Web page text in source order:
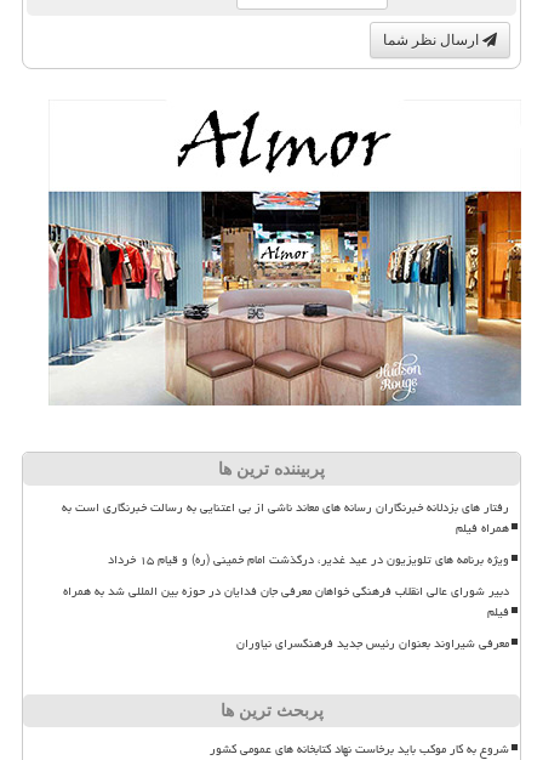
ارسال نظر شما
پربیننده ترین ها
رفتار های بزدلانه خبرنگاران رسانه های معاند ناشی از بی اعتنایی به رسالت خبرنگاری است به
همراه فیلم
ویژه برنامه های تلویزیون در عید غدیر، درگذشت امام خمینی (ره) و قیام ۱۵ خرداد
دبیر شورای عالی انقلاب فرهنگی خواهان معرفی جان فدایان در حوزه بین المللی شد به همراه
فیلم
معرفی شیراوند بعنوان رئیس جدید فرهنگسرای نیاوران
پربحث ترین ها
شروع به کار موکب باید برخاست نهاد کتابخانه های عمومی کشور